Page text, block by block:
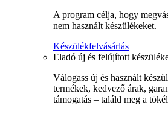
A program célja, hogy
nem használt készülékeket.
Készülékfelvásárlás
Eladó új és felújított
Válogass új és használt
termékek, kedvező árak,
támogatás – találd meg a